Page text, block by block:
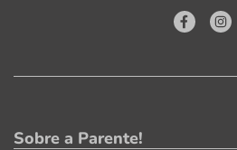
Sobre a Parente!